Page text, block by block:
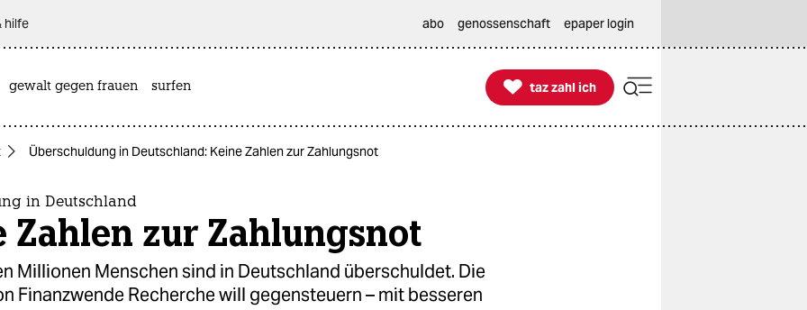
hilfe abo genossenschaft epaper login
gewalt gegen frauen surfen 
taz zahl ich
taz zahl ich
Überschuldung in Deutschland: Keine Zahlen zur Zahlungsnot
in Deutschland
Zahlen zur Zahlungsnot
Millionen Menschen sind in Deutschland überschuldet. Die
Finanzwende Recherche will gegensteuern – mit besseren